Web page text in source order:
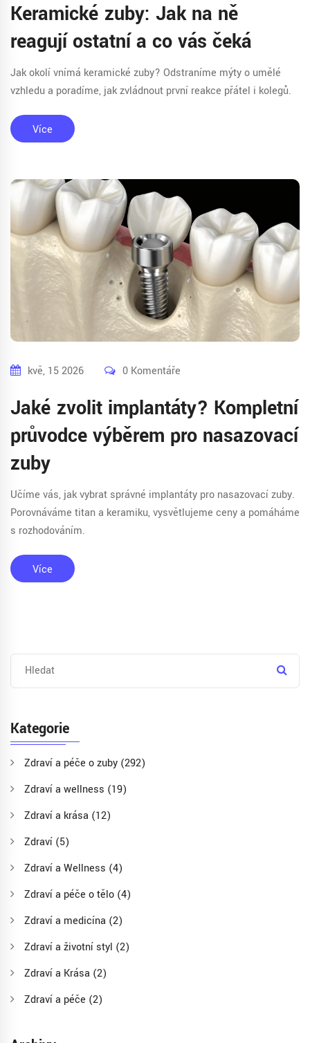
Keramické zuby: Jak na ně
reagují ostatní a co vás čeká
Jak okolí vnímá keramické zuby? Odstraníme mýty o umělé
vzhledu a poradíme, jak zvládnout první reakce přátel i kolegů.
Více
kvě, 15 2026 0 Komentáře
Jaké zvolit implantáty? Kompletní
průvodce výběrem pro nasazovací
zuby
Učíme vás, jak vybrat správné implantáty pro nasazovací zuby.
Porovnáváme titan a keramiku, vysvětlujeme ceny a pomáháme
s rozhodováním.
Více
Kategorie
Zdraví a péče o zuby (292)
Zdraví a wellness (19)
Zdraví a krása (12)
Zdraví (5)
Zdraví a Wellness (4)
Zdraví a péče o tělo (4)
Zdraví a medicína (2)
Zdraví a životní styl (2)
Zdraví a Krása (2)
Zdraví a péče (2)